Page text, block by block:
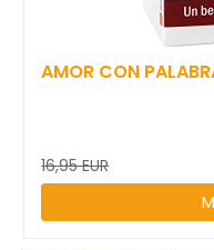
AMOR CON
16,95 EUR